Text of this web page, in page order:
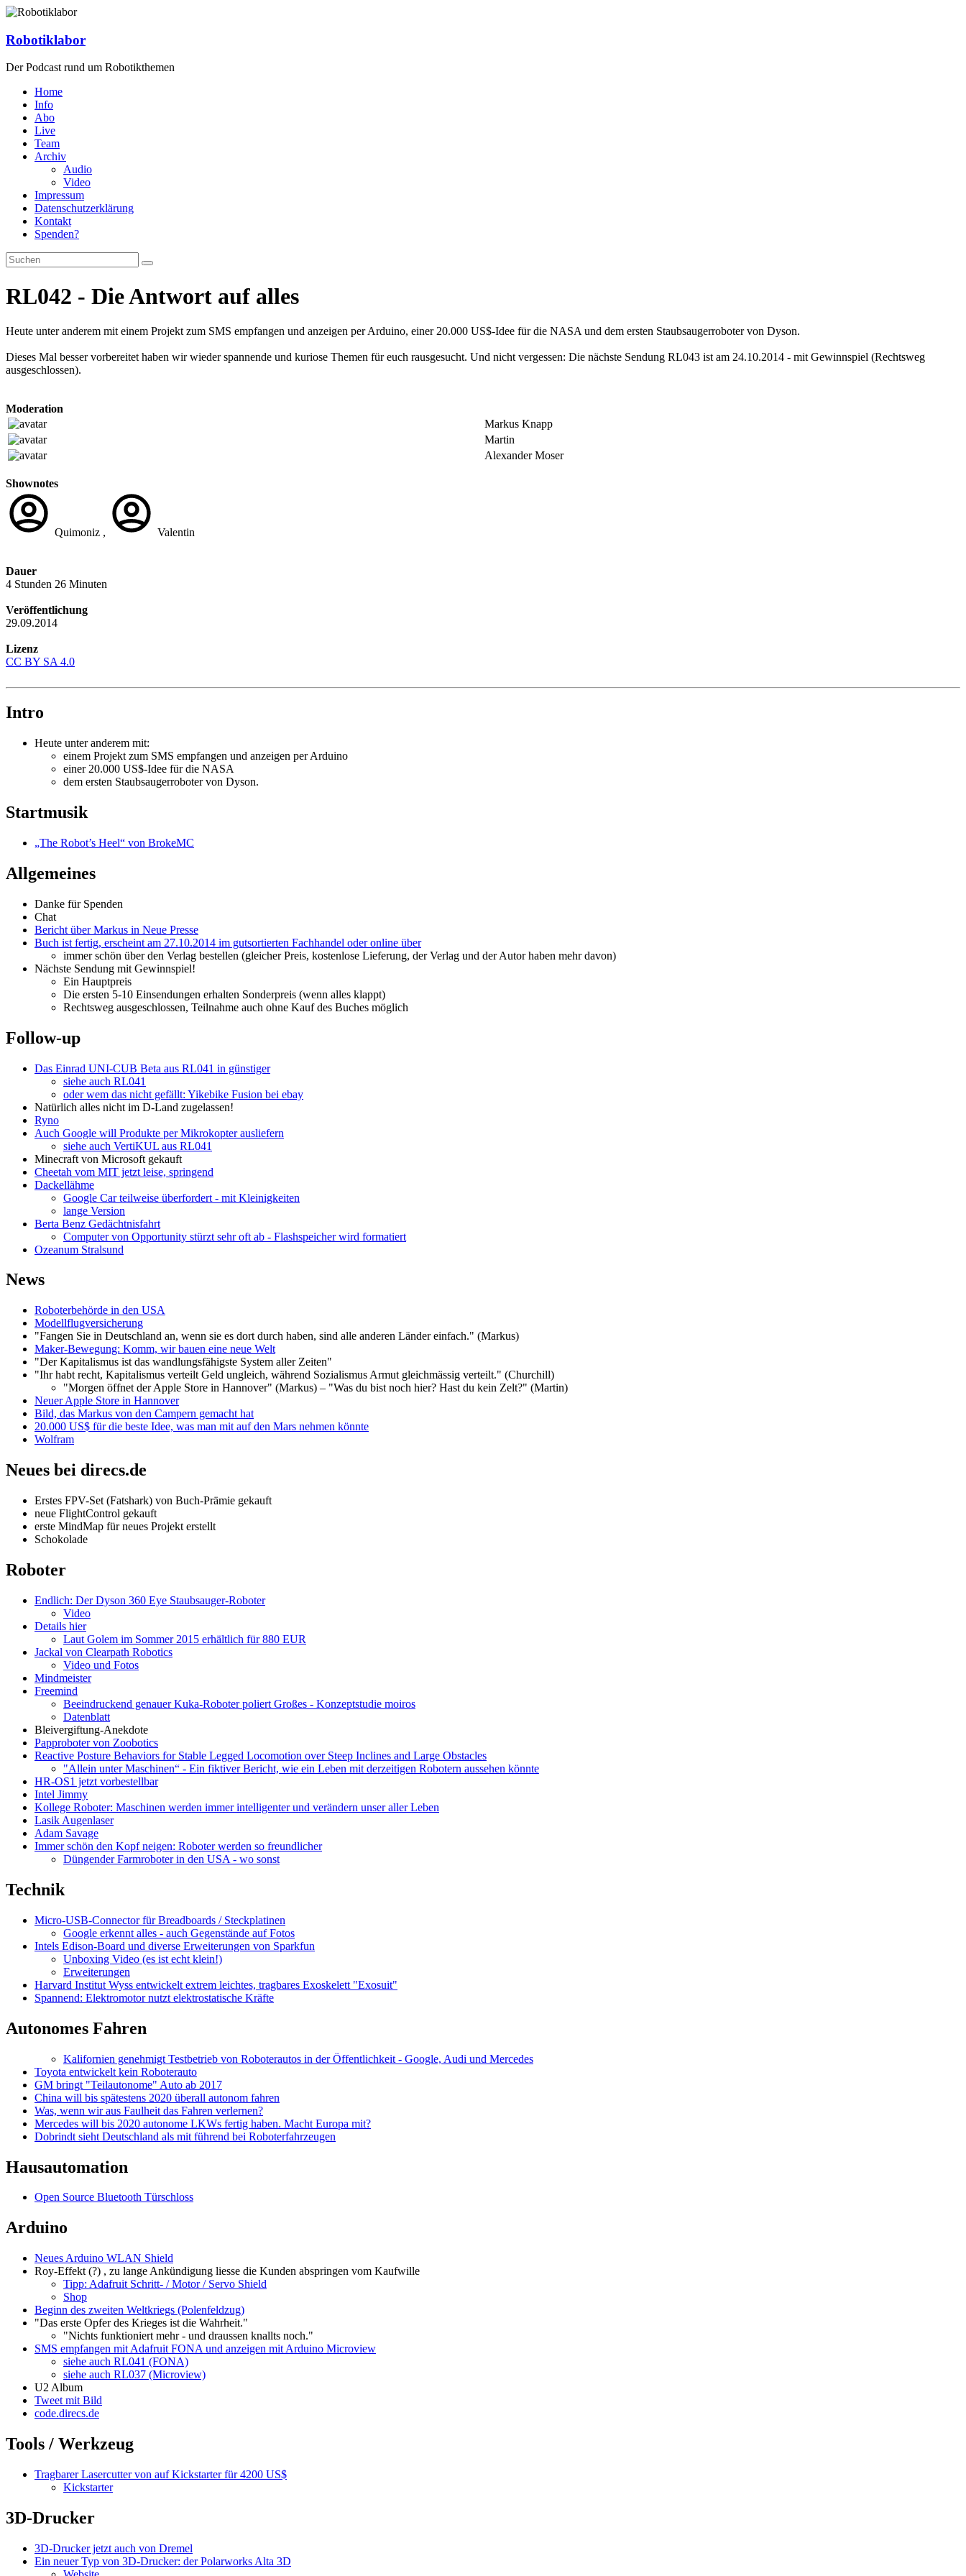
Zum
springen
Robotiklabor
Der Podcast rund um Robotikthemen
Home
Info
Abo
Live
Team
Archiv
Audio
Video
Impressum
Datenschutzerklärung
Kontakt
Spenden?
RL042 - Die Antwort auf alles
Heute unter anderem mit einem Projekt zum SMS empfangen und anzeigen per Arduino, einer 20.000 US$-Idee für die NASA und dem ersten Staubsaugerroboter von Dyson.
Dieses Mal besser vorbereitet haben wir wieder spannende und kuriose Themen für euch rausgesucht. Und nicht vergessen: Die nächste Sendung RL043 ist am 24.10.2014 - mit Gewinnspiel (Rechtsweg
ausgeschlossen).
Moderation
Markus Knapp
Martin
Alexander Moser
Shownotes
Quimoniz , Valentin
Dauer
4 Stunden 26 Minuten
Veröffentlichung
29.09.2014
Lizenz
CC BY SA 4.0
Intro
Heute unter anderem mit:
einem Projekt zum SMS empfangen und anzeigen per Arduino
einer 20.000 US$-Idee für die NASA
dem ersten Staubsaugerroboter von Dyson.
Startmusik
„The Robot’s Heel“ von BrokeMC
Allgemeines
Danke für Spenden
Chat
Bericht über Markus in Neue Presse
Buch ist fertig, erscheint am 27.10.2014 im gutsortierten Fachhandel oder online über
immer schön über den Verlag bestellen (gleicher Preis, kostenlose Lieferung, der Verlag und der Autor haben mehr davon)
Nächste Sendung mit Gewinnspiel!
Ein Hauptpreis
Die ersten 5-10 Einsendungen erhalten Sonderpreis (wenn alles klappt)
Rechtsweg ausgeschlossen, Teilnahme auch ohne Kauf des Buches möglich
Follow-up
Das Einrad UNI-CUB Beta aus RL041 in günstiger
siehe auch RL041
oder wem das nicht gefällt: Yikebike Fusion bei ebay
Natürlich alles nicht im D-Land zugelassen!
Ryno
Auch Google will Produkte per Mikrokopter ausliefern
siehe auch VertiKUL aus RL041
Minecraft von Microsoft gekauft
Cheetah vom MIT jetzt leise, springend
Dackellähme
Google Car teilweise überfordert - mit Kleinigkeiten
lange Version
Berta Benz Gedächtnisfahrt
Computer von Opportunity stürzt sehr oft ab - Flashspeicher wird formatiert
Ozeanum Stralsund
News
Roboterbehörde in den USA
Modellflugversicherung
"Fangen Sie in Deutschland an, wenn sie es dort durch haben, sind alle anderen Länder einfach." (Markus)
Maker-Bewegung: Komm, wir bauen eine neue Welt
"Der Kapitalismus ist das wandlungsfähigste System aller Zeiten"
"Ihr habt recht, Kapitalismus verteilt Geld ungleich, während Sozialismus Armut gleichmässig verteilt." (Churchill)
"Morgen öffnet der Apple Store in Hannover" (Markus) – "Was du bist noch hier? Hast du kein Zelt?" (Martin)
Neuer Apple Store in Hannover
Bild, das Markus von den Campern gemacht hat
20.000 US$ für die beste Idee, was man mit auf den Mars nehmen könnte
Wolfram
Neues bei direcs.de
Erstes FPV-Set (Fatshark) von Buch-Prämie gekauft
neue FlightControl gekauft
erste MindMap für neues Projekt erstellt
Schokolade
Roboter
Endlich: Der Dyson 360 Eye Staubsauger-Roboter
Video
Details hier
Laut Golem im Sommer 2015 erhältlich für 880 EUR
Jackal von Clearpath Robotics
Video und Fotos
Mindmeister
Freemind
Beeindruckend genauer Kuka-Roboter poliert Großes - Konzeptstudie moiros
Datenblatt
Bleivergiftung-Anekdote
Papproboter von Zoobotics
Reactive Posture Behaviors for Stable Legged Locomotion over Steep Inclines and Large Obstacles
"Allein unter Maschinen“ - Ein fiktiver Bericht, wie ein Leben mit derzeitigen Robotern aussehen könnte
HR-OS1 jetzt vorbestellbar
Intel Jimmy
Kollege Roboter: Maschinen werden immer intelligenter und verändern unser aller Leben
Lasik Augenlaser
Adam Savage
Immer schön den Kopf neigen: Roboter werden so freundlicher
Düngender Farmroboter in den USA - wo sonst
Technik
Micro-USB-Connector für Breadboards / Steckplatinen
Google erkennt alles - auch Gegenstände auf Fotos
Intels Edison-Board und diverse Erweiterungen von Sparkfun
Unboxing Video (es ist echt klein!)
Erweiterungen
Harvard Institut Wyss entwickelt extrem leichtes, tragbares Exoskelett "Exosuit"
Spannend: Elektromotor nutzt elektrostatische Kräfte
Autonomes Fahren
Kalifornien genehmigt Testbetrieb von Roboterautos in der Öffentlichkeit - Google, Audi und Mercedes
Toyota entwickelt kein Roboterauto
GM bringt "Teilautonome" Auto ab 2017
China will bis spätestens 2020 überall autonom fahren
Was, wenn wir aus Faulheit das Fahren verlernen?
Mercedes will bis 2020 autonome LKWs fertig haben. Macht Europa mit?
Dobrindt sieht Deutschland als mit führend bei Roboterfahrzeugen
Hausautomation
Open Source Bluetooth Türschloss
Arduino
Neues Arduino WLAN Shield
Roy-Effekt (?) , zu lange Ankündigung liesse die Kunden abspringen vom Kaufwille
Tipp: Adafruit Schritt- / Motor / Servo Shield
Shop
Beginn des zweiten Weltkriegs (Polenfeldzug)
"Das erste Opfer des Krieges ist die Wahrheit."
"Nichts funktioniert mehr - und draussen knallts noch."
SMS empfangen mit Adafruit FONA und anzeigen mit Arduino Microview
siehe auch RL041 (FONA)
siehe auch RL037 (Microview)
U2 Album
Tweet mit Bild
code.direcs.de
Tools / Werkzeug
Tragbarer Lasercutter von auf Kickstarter für 4200 US$
Kickstarter
3D-Drucker
3D-Drucker jetzt auch von Dremel
Ein neuer Typ von 3D-Drucker: der Polarworks Alta 3D